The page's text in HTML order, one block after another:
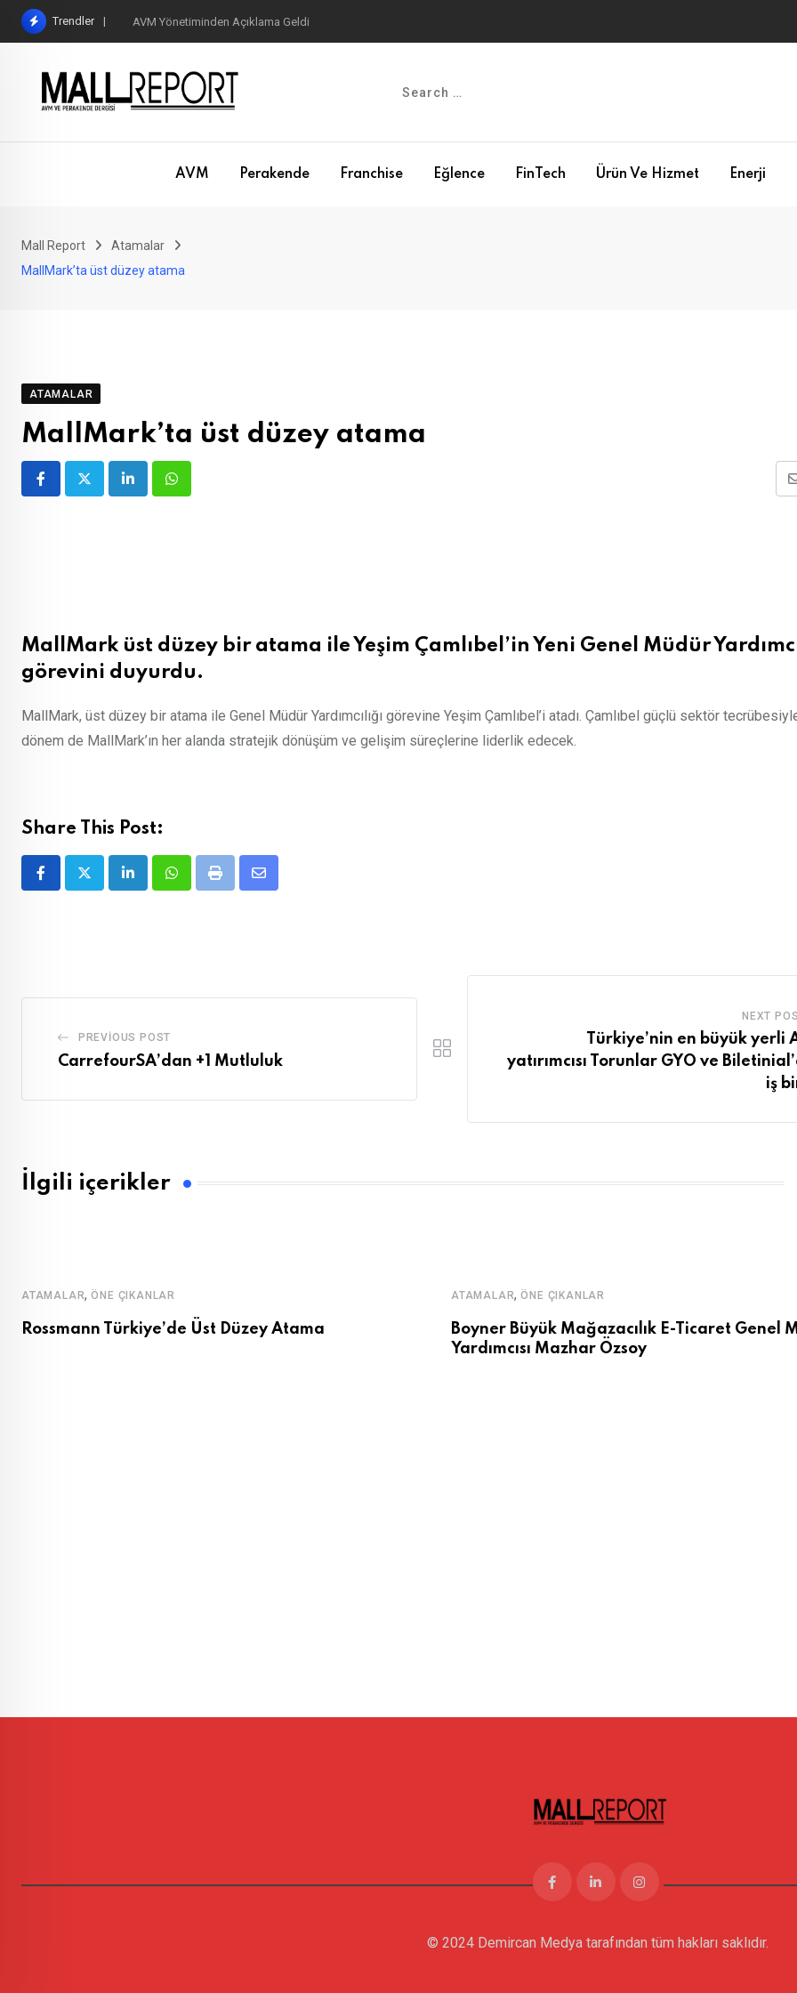
Skip
Trendler AVM Yönetiminden Açıklama Geldi
AVM Perakende Franchise Eğlence FinTech Ürün Ve Hizmet Enerji
Mall Report
Atamalar
MallMark’ta üst düzey atama
ATAMALAR
MallMark’ta üst düzey atama
LinkedInWhatsapp
MallMark üst düzey bir atama ile Yeşim Çamlıbel’in Yeni Genel Müdür
görevini duyurdu.
MallMark, üst düzey bir atama ile Genel Müdür Yardımcılığı görevine Yeşim Çamlıbel’i atadı. Çamlıbel güçlü sektör
dönem de MallMark’ın her alanda stratejik dönüşüm ve gelişim süreçlerine liderlik edecek.
Share This Post:
LinkedInWhatsappPrint
Share
PREVIOUS POST
CarrefourSA’dan +1 Mutluluk
NEXT
Türkiye’nin en büyük yerli
yatırımcısı Torunlar GYO ve
iş
İlgili içerikler
ATAMALAR,ÖNE ÇIKANLAR
Rossmann Türkiye’de Üst Düzey Atama
ATAMALAR,ÖNE ÇIKANLAR
Boyner Büyük Mağazacılık E-Ticaret Genel
Yardımcısı Mazhar Özsoy
© 2024 Demircan Medya tarafından tüm hakları saklıdır.